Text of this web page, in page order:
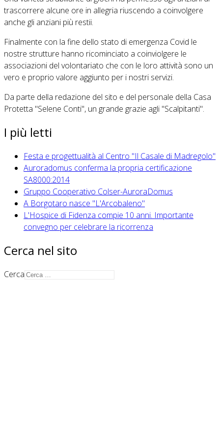
trascorrere alcune ore in allegria riuscendo a coinvolgere
anche gli anziani più restii.
Finalmente con la fine dello stato di emergenza Covid le
nostre strutture hanno ricominciato a coinviolgere le
associazioni del volontariato che con le loro attività sono un
vero e proprio valore aggiunto per i nostri servizi.
Da parte della redazione del sito e del personale della Casa
Protetta "Selene Conti", un grande grazie agli "Scalpitanti".
I più letti
Festa e progettualità al Centro "Il Casale di Madregolo"
Auroradomus conferma la propria certificazione
SA8000:2014
Gruppo Cooperativo Colser-AuroraDomus
A Borgotaro nasce "L'Arcobaleno"
L'Hospice di Fidenza compie 10 anni. Importante
convegno per celebrare la ricorrenza
Cerca nel sito
Cerca